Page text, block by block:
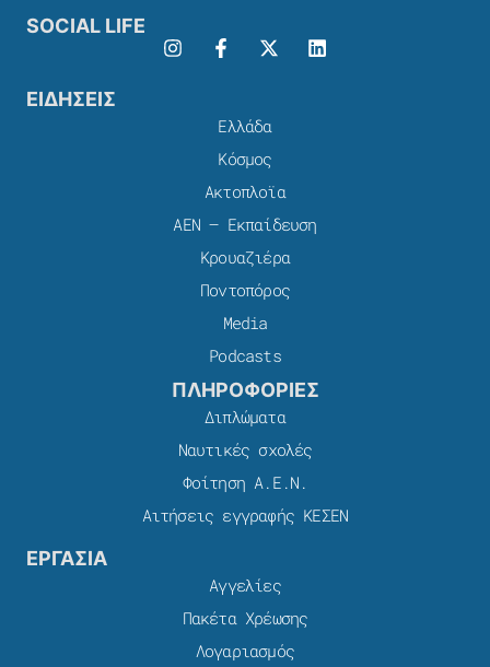
SOCIAL LIFE
ΕΙΔΗΣΕΙΣ
Ελλάδα
Κόσμος
Ακτοπλοϊα
ΑΕΝ – Εκπαίδευση
Κρουαζιέρα
Ποντοπόρος
Media
Podcasts
ΠΛΗΡΟΦΟΡΙΕΣ
Διπλώματα
Ναυτικές σχολές
Φοίτηση Α.Ε.Ν.
Αιτήσεις εγγραφής ΚΕΣΕΝ
ΕΡΓΑΣΙΑ
Αγγελίες
Πακέτα Χρέωσης​
Λογαριασμός